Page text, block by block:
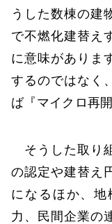
うした数棟の建
で不燃化建替え
に意味がありま
するのではなく
ば『マイクロ再
そうした取り
の認定や建替え
になるほか、
力、民間企業の